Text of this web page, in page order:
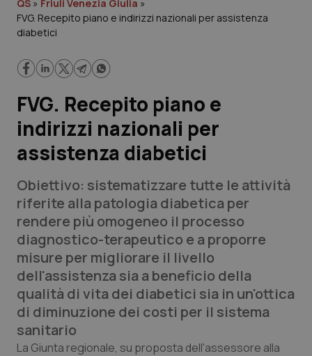
Governo e Parlamento
Regioni e Asl
Lavoro e Professioni
Scienza e Farmaci
Studi e Analisi
Lettere al direttore
Edizioni Regionali
QS Pro
Professionisti Sanitari.AI
Abruzzo
QS Pro Gold
QS » Friuli Venezia Giulia »
FVG. Recepito piano e indirizzi nazionali per assistenza
diabetici
FVG. Recepito piano e
indirizzi nazionali per
assistenza diabetici
Obiettivo: sistematizzare tutte le attività
riferite alla patologia diabetica per
rendere più omogeneo il processo
diagnostico-terapeutico e a proporre
misure per migliorare il livello
dell'assistenza sia a beneficio della
qualità di vita dei diabetici sia in un'ottica
di diminuzione dei costi per il sistema
sanitario
La Giunta regionale, su proposta dell'assessore alla